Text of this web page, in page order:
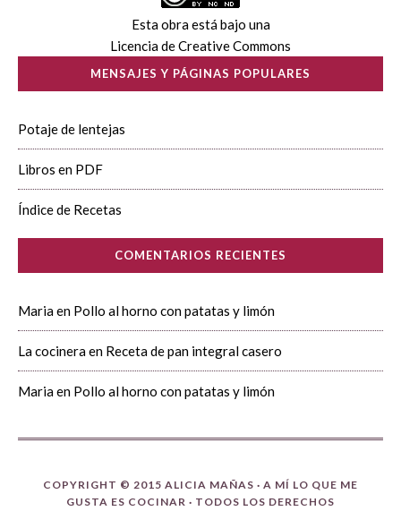
Esta obra está bajo una
Licencia de Creative Commons
MENSAJES Y PÁGINAS POPULARES
Potaje de lentejas
Libros en PDF
Índice de Recetas
COMENTARIOS RECIENTES
Mariaen Pollo al horno con patatas y limón
La cocineraen Receta de pan integral casero
Mariaen Pollo al horno con patatas y limón
COPYRIGHT © 2015 ALICIA MAÑAS · A MÍ LO QUE ME
GUSTA ES COCINAR · TODOS LOS DERECHOS